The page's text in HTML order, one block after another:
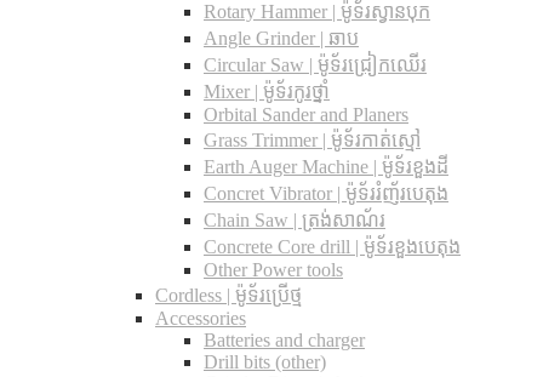
Rotary Hammer | ម៉ូទ័រស្វានបុក
Angle Grinder | ឆាប
Circular Saw​ | ម៉ូទ័រជ្រៀកឈើរ
Mixer | ម៉ូទ័រកូរថ្នាំ
Orbital Sander and Planers
Grass Trimmer | ម៉ូទ័រកាត់ស្មៅ
Earth Auger Machine | ម៉ូទ័រខួងដី
Concret Vibrator | ម៉ូទ័ររំញ័របេតុង
Chain Saw | ត្រង់សាណ័រ
Concrete Core drill | ម៉ូទ័រខួងបេតុង
Other Power tools
Cordless​ | ម៉ូទ័រប្រើថ្ម
Accessories
Batteries and charger
Drill bits (other)